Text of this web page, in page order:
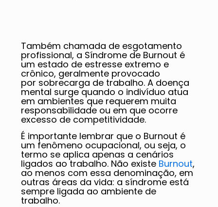
Também chamada de esgotamento
profissional, a Síndrome de Burnout é
um estado de estresse extremo e
crônico, geralmente provocado
por sobrecarga de trabalho. A doença
mental surge quando o indivíduo atua
em ambientes que requerem muita
responsabilidade ou em que ocorre
excesso de competitividade.
É importante lembrar que o Burnout é
um fenômeno ocupacional, ou seja, o
termo se aplica apenas a cenários
ligados ao trabalho. Não existe Burnout,
ao menos com essa denominação, em
outras áreas da vida: a síndrome está
sempre ligada ao ambiente de
trabalho.